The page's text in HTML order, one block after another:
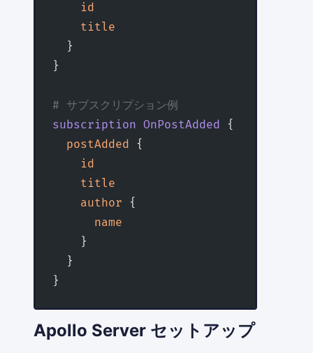
    id
    title
  }
}
# サブスクリプション例
subscription OnPostAdded {
  postAdded
{
    id
    title
    author
{
      name
    }
  }
}
Apollo Server セットアップ